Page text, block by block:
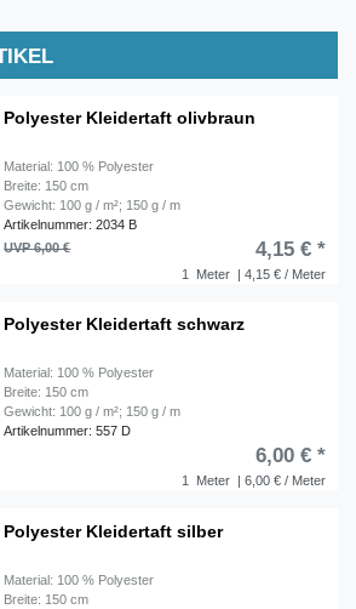
Polyester Kleidertaft olivbraun
Material: 100 % Polyester
Breite: 150 cm
Gewicht: 100 g / m²; 150 g / m
Artikelnummer: 2034 B
1 Meter | 4,15 € / Meter
UVP 6,00 € 4,15 € *
Polyester Kleidertaft schwarz
Material: 100 % Polyester
Breite: 150 cm
Gewicht: 100 g / m²; 150 g / m
Artikelnummer: 557 D
1 Meter | 6,00 € / Meter
6,00 € *
Polyester Kleidertaft silber
Material: 100 % Polyester
Breite: 150 cm